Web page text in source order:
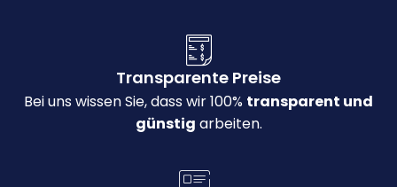
Transparente Preise
Bei uns wissen Sie, dass wir 100% transparent und
günstig arbeiten.